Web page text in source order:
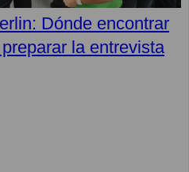
Dónde encontrar
la entrevista